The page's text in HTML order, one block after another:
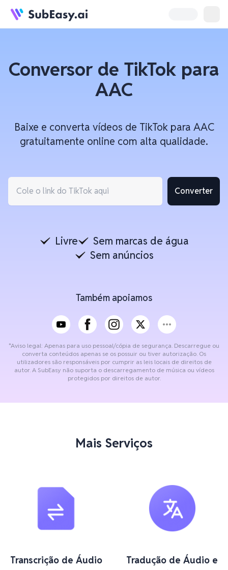
Conversor de TikTok para
AAC
Baixe e converta vídeos de TikTok para AAC
gratuitamente online com alta qualidade.
Converter
Livre
Sem marcas de água
Sem anúncios
Também apoiamos
*Aviso legal: Apenas para uso pessoal/cópia de segurança. Descarregue ou
converta conteúdos apenas se os possuir ou tiver autorização. Os
utilizadores são responsáveis por cumprir as leis locais de direitos de
autor. A SubEasy não suporta o descarregamento de música ou vídeos
protegidos por direitos de autor.
Mais Serviços
Transcrição de Áudio
Tradução de Áudio e